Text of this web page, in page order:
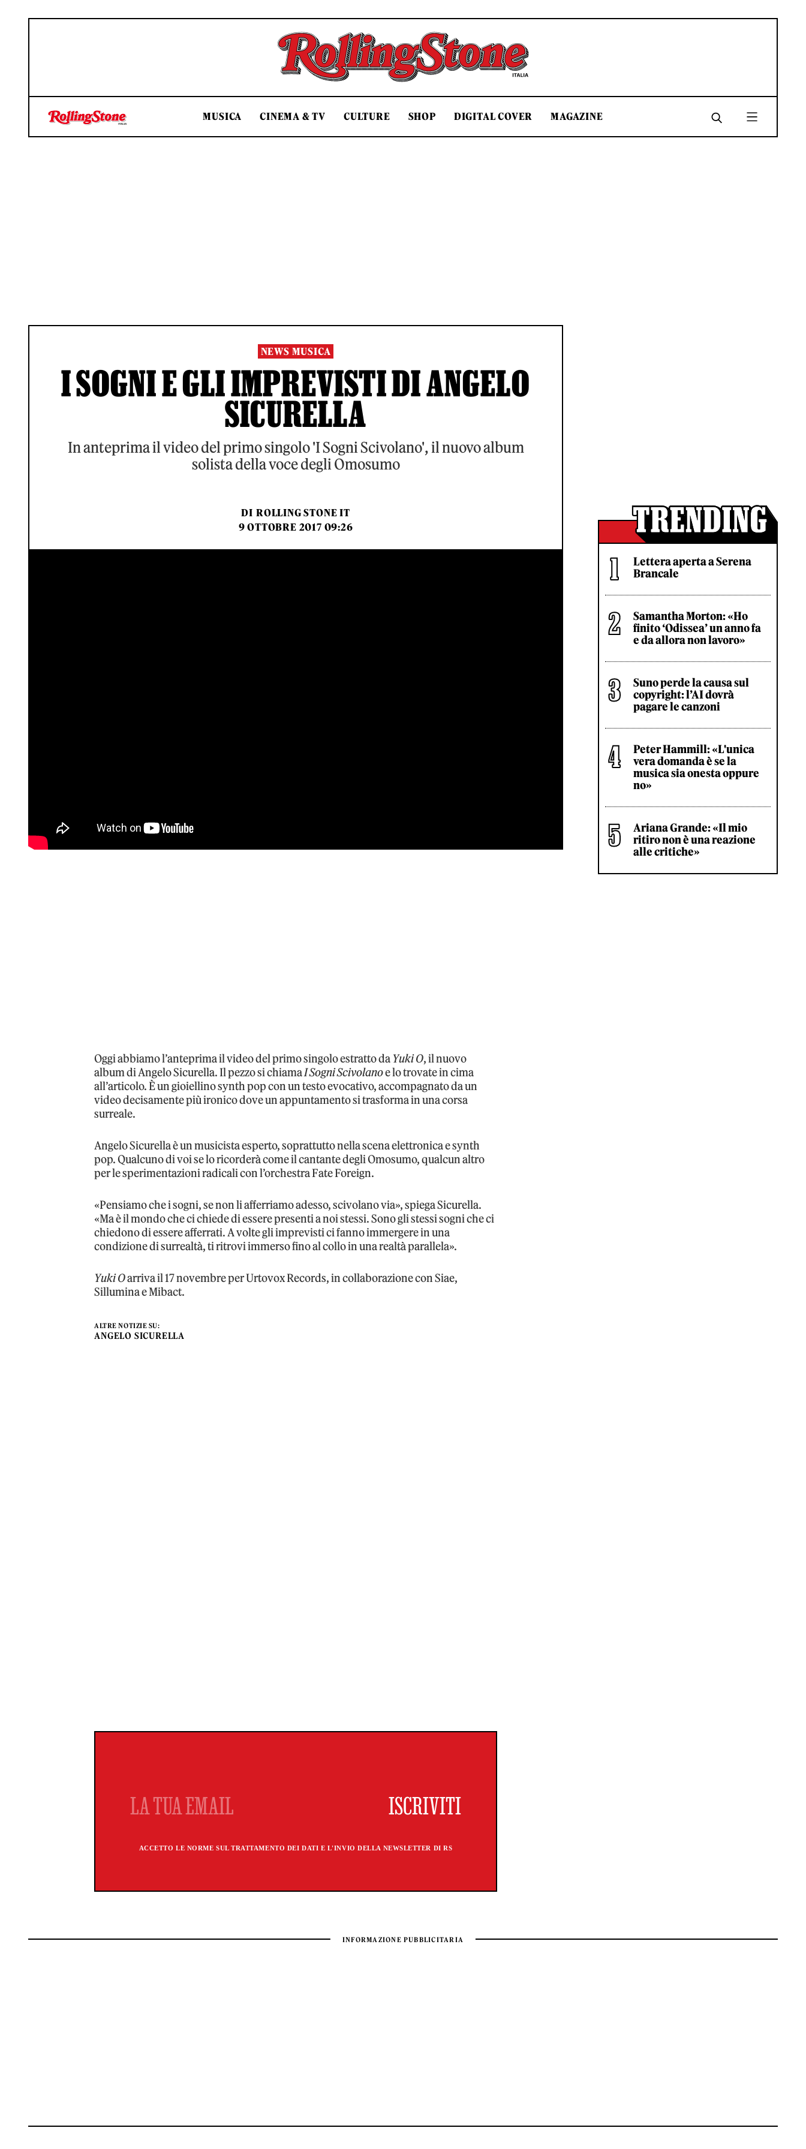
Rolling Stone Italia
MUSICA CINEMA & TV CULTURE SHOP DIGITAL COVER MAGAZINE
NEWS MUSICA
I SOGNI E GLI IMPREVISTI DI ANGELO
SICURELLA
In anteprima il video del primo singolo 'I Sogni Scivolano', il nuovo album
solista della voce degli Omosumo
DI ROLLING STONE IT
9 OTTOBRE 2017 09:26
Oggi abbiamo l’anteprima il video del primo singolo estratto da Yuki O, il nuovo
album di Angelo Sicurella. Il pezzo si chiamaI Sogni Scivolanoe lo trovate in cima
all’articolo. È un gioiellino synth pop con un testo evocativo, accompagnato da un
video decisamente più ironico dove un appuntamento si trasforma in una corsa
surreale.
Angelo Sicurella è un musicista esperto, soprattutto nella scena elettronica e synth
pop. Qualcuno di voi se lo ricorderà come il cantante degli Omosumo, qualcun altro
per le sperimentazioni radicali con l’orchestra Fate Foreign.
«Pensiamo che i sogni, se non li afferriamo adesso, scivolano via», spiega Sicurella.
«Ma è il mondo che ci chiede di essere presenti a noi stessi. Sono gli stessi sogni che ci
chiedono di essere afferrati. A volte gli imprevisti ci fanno immergere in una
condizione di surrealtà, ti ritrovi immerso fino al collo in una realtà parallela».
Yuki Oarriva il 17 novembre per Urtovox Records, in collaborazione con Siae,
Sillumina e Mibact.
ALTRE NOTIZIE SU:
ANGELO SICURELLA
ACCETTO LE NORME SUL TRATTAMENTO DEI DATI E L'INVIO DELLA NEWSLETTER DI RS
Lettera aperta a Serena
Brancale
Samantha Morton: «Ho
finito ‘Odissea’ un anno fa
e da allora non lavoro»
Suno perde la causa sul
copyright: l’AI dovrà
pagare le canzoni
Peter Hammill: «L'unica
vera domanda è se la
musica sia onesta oppure
no»
Ariana Grande: «Il mio
ritiro non è una reazione
alle critiche»